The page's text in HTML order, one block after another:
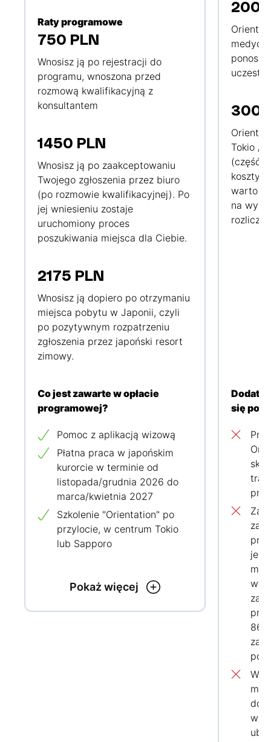
Raty programowe
750 PLN
Wnosisz ją po rejestracji do
programu, wnoszona przed
rozmową kwalifikacyjną z
konsultantem
1450 PLN
Wnosisz ją po zaakceptowaniu
Twojego zgłoszenia przez biuro
(po rozmowie kwalifikacyjnej). Po
jej wniesieniu zostaje
uruchomiony proces
poszukiwania miejsca dla Ciebie.
2175 PLN
Wnosisz ją dopiero po otrzymaniu
miejsca pobytu w Japonii, czyli
po pozytywnym rozpatrzeniu
zgłoszenia przez japoński resort
zimowy.
Co jest zawarte w opłacie
programowej?
Pomoc z aplikacją wizową
Płatna praca w japońskim
kurorcie w terminie od
listopada/grudnia 2026 do
marca/kwietnia 2027
Szkolenie "Orientation" po
przylocie, w centrum Tokio
lub Sapporo
Pokaż więcej
2000
300
Tokio /
(część
koszty
warto
na
się
jest
860
W